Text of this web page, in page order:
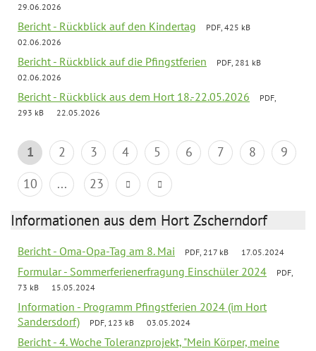
29.06.2026
Bericht - Rückblick auf den Kindertag
PDF, 425 kB
02.06.2026
Bericht - Rückblick auf die Pfingstferien
PDF, 281 kB
02.06.2026
Bericht - Rückblick aus dem Hort 18.-22.05.2026
PDF,
293 kB
22.05.2026
1 2 3 4 5 6 7 8
9
10
... 23
Informationen aus dem Hort Zscherndorf
Bericht - Oma-Opa-Tag am 8. Mai PDF, 217 kB 17.05.2024
Formular - Sommerferienerfragung Einschüler 2024
PDF,
73 kB
15.05.2024
Information - Programm Pfingstferien 2024 (im Hort
Sandersdorf)
PDF, 123 kB 03.05.2024
Bericht - 4. Woche Toleranzprojekt, "Mein Körper, meine